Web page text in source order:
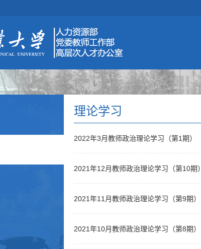
理论学习
2022年3月教师政治理论学习（第1期）
2021年12月教师政治理论学习（第10期）
2021年11月教师政治理论学习（第9期）
2021年10月教师政治理论学习（第8期）